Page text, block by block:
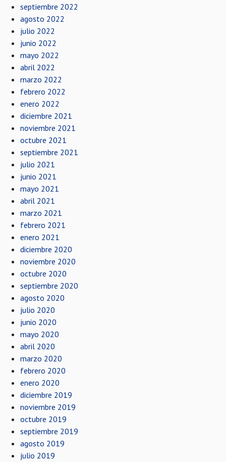
septiembre 2022
agosto 2022
julio 2022
junio 2022
mayo 2022
abril 2022
marzo 2022
febrero 2022
enero 2022
diciembre 2021
noviembre 2021
octubre 2021
septiembre 2021
julio 2021
junio 2021
mayo 2021
abril 2021
marzo 2021
febrero 2021
enero 2021
diciembre 2020
noviembre 2020
octubre 2020
septiembre 2020
agosto 2020
julio 2020
junio 2020
mayo 2020
abril 2020
marzo 2020
febrero 2020
enero 2020
diciembre 2019
noviembre 2019
octubre 2019
septiembre 2019
agosto 2019
julio 2019